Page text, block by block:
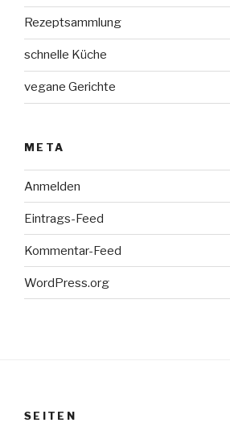
Rezeptsammlung
schnelle Küche
vegane Gerichte
META
Anmelden
Eintrags-Feed
Kommentar-Feed
WordPress.org
SEITEN